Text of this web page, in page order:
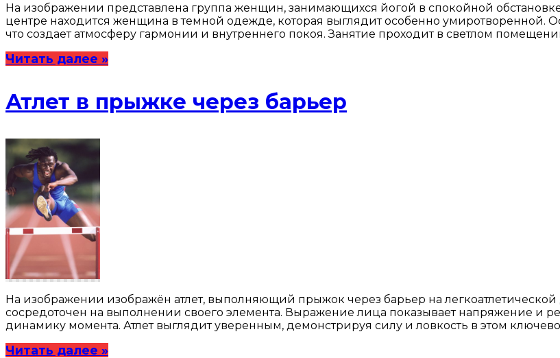
На изображении представлена группа женщин, занимающихся йогой в спокойной
центре находится женщина в темной одежде, которая выглядит особенно умиротворенной.
что создает атмосферу гармонии и внутреннего покоя. Занятие проходит в светлом
Читать далее »
Атлет в прыжке через барьер
На изображении изображён атлет, выполняющий прыжок через барьер на
сосредоточен на выполнении своего элемента. Выражение лица показывает напряжение и
динамику момента. Атлет выглядит уверенным, демонстрируя силу и ловкость в этом
Читать далее »